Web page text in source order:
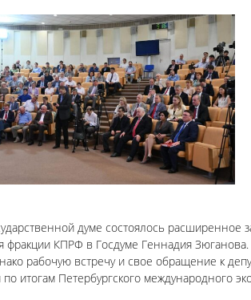
думе состоялось
фракции КПРФ в Госдуме Геннадия
рабочую встречу и свое обращение к
итогам Петербургского международного